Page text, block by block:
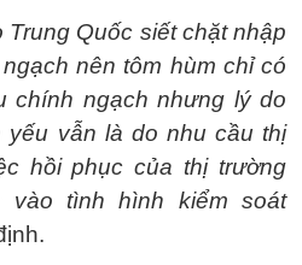
Quốc siết chặt nhập
nên tôm hùm chỉ có
chính ngạch nhưng lý do
yếu vẫn là do nhu cầu thị
hồi phục của thị trường
vào tình hình kiểm soát